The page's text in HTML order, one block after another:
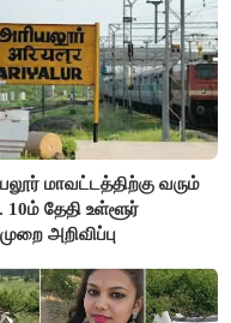
மாவட்டத்திற்கு வரும்
தேதி உள்ளூர்
அறிவிப்பு